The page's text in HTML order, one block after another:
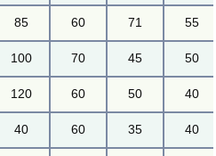
85 60 71 55
100 70 45 50
120 60 50 40
40 60 35 40